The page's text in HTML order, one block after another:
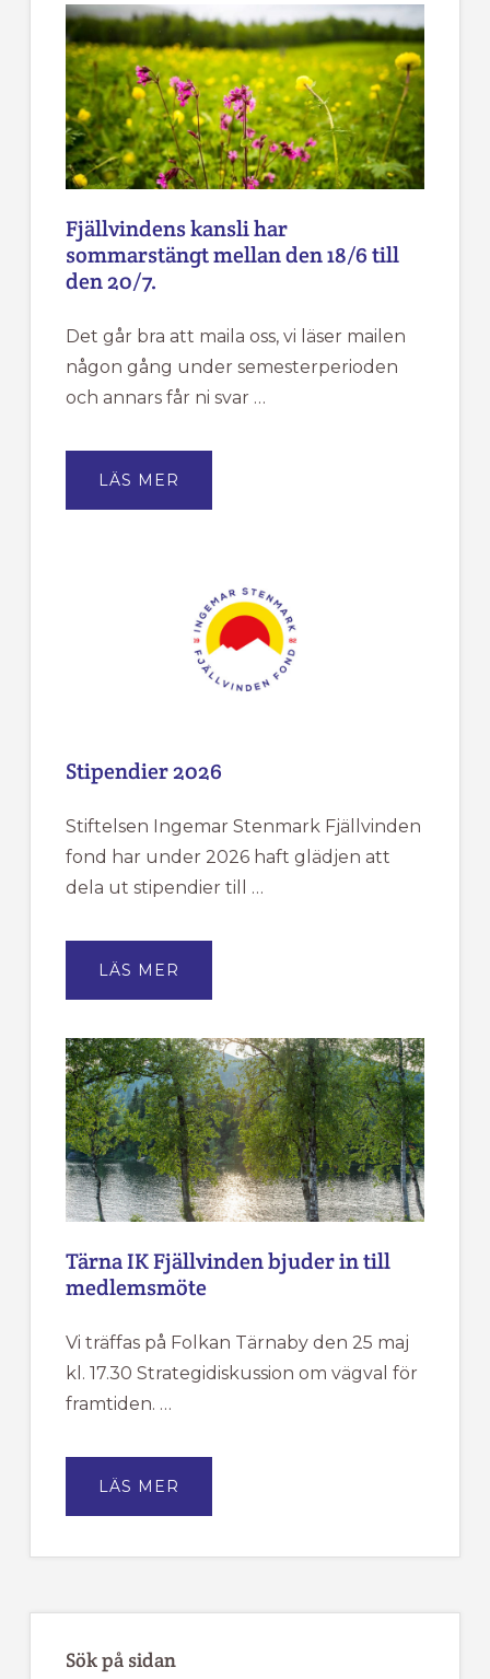
FJÄLLVINDEN
Fjällvindens kansli har
sommarstängt mellan den 18/6 till
den 20/7.
Det går bra att maila oss, vi läser mailen
någon gång under semesterperioden
och annars får ni svar …
LÄS MER
KANSLI
TILL
DEN
20/7.
Stipendier 2026
Stiftelsen Ingemar Stenmark Fjällvinden
fond har under 2026 haft glädjen att
dela ut stipendier till …
LÄS MER
2026
Tärna IK Fjällvinden bjuder in till
medlemsmöte
Vi träffas på Folkan Tärnaby den 25 maj
kl. 17.30 Strategidiskussion om vägval för
framtiden. …
LÄS MER
IK
IN
Sök på sidan